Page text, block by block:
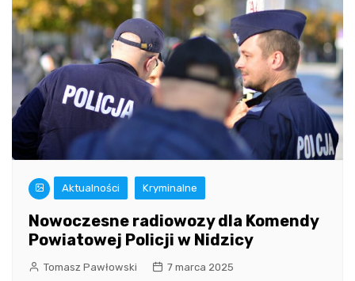
Aktualności Kryminalne
Nowoczesne radiowozy dla Komendy
Powiatowej Policji w Nidzicy
Tomasz Pawłowski 7 marca 2025